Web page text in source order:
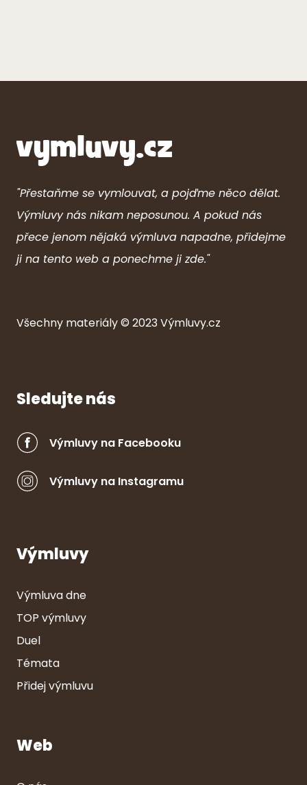
"Přestaňme se vymlouvat, a pojďme něco dělat.
Výmluvy nás nikam neposunou. A pokud nás
přece jenom nějaká výmluva napadne, přidejme
ji na tento web a ponechme ji zde."
Všechny materiály © 2023Výmluvy.cz
Sledujte nás
Výmluvy na Facebooku
Výmluvy na Instagramu
Výmluvy
Výmluva dne
TOP výmluvy
Duel
Témata
Přidej výmluvu
Web